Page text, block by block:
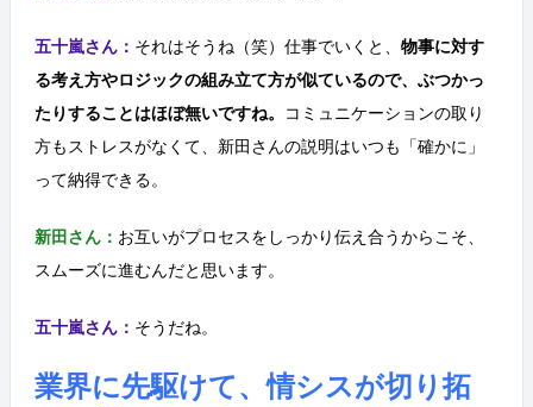
五十嵐さん： それはそうね（笑）仕事でいくと、 物事に対す
る考え方やロジックの組み立て方が似ているので、ぶつかっ
たりすることはほぼ無いですね。
コミュニケーションの取り
方もストレスがなくて、新田さんの説明はいつも「確かに」
って納得できる。
新田さん： お互いがプロセスをしっかり伝え合うからこそ、
スムーズに進むんだと思います。
五十嵐さん： そうだね。
業界に先駆けて、情シスが切り拓